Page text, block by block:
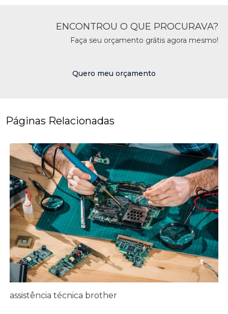
ENCONTROU O QUE PROCURAVA?
Faça seu orçamento grátis agora mesmo!
Quero meu orçamento
Páginas Relacionadas
assistência técnica brother